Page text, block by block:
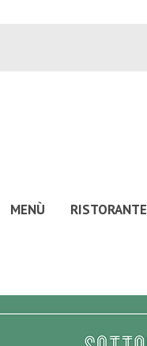
MENÙ RISTORANTE